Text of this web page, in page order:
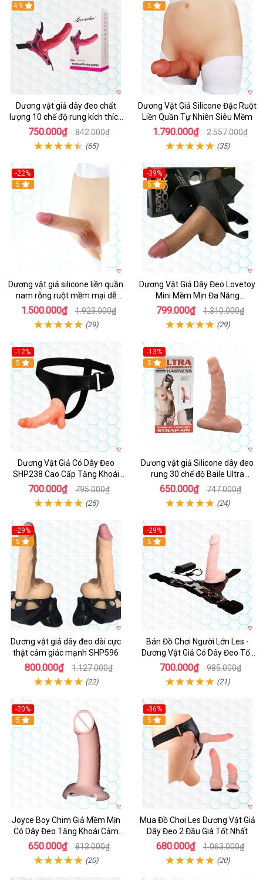
Hot
4.9
Dương vật giả dây đeo chất
lượng 10 chế độ rung kích thích
lên đỉnh
750.000₫ 842.000₫
(65)
Hot
5
Dương Vật Giả Silicone Đặc Ruột
Liền Quần Tự Nhiên Siêu Mềm
1.790.000₫ 2.557.000₫
(35)
-22%
5
Dương vật giả silicone liền quần
nam rỗng ruột mềm mại dễ
dùng
1.500.000₫ 1.923.000₫
(29)
-39%
5
Dương Vật Giả Dây Đeo Lovetoy
Mini Mềm Mịn Đa Năng
SHP1207
799.000₫ 1.310.000₫
(29)
-12%
5
Dương Vật Giả Có Dây Đeo
SHP238 Cao Cấp Tăng Khoái
Cảm Nữ
700.000₫ 795.000₫
(25)
-13%
5
Dương vật giả Silicone dây đeo
rung 30 chế độ Baile Ultra
Passionate
650.000₫ 747.000₫
(24)
-29%
5
Dương vật giả dây đeo dài cực
thật cảm giác mạnh SHP596
800.000₫ 1.127.000₫
(22)
-29%
5
Bán Đồ Chơi Người Lớn Les -
Dương Vật Giả Có Dây Đeo Tốt
Nhất
700.000₫ 985.000₫
(21)
-20%
5
Joyce Boy Chim Giả Mềm Mịn
Có Dây Đeo Tăng Khoái Cảm
Nam SHP1184
650.000₫ 813.000₫
(20)
-36%
5
Mua Đồ Chơi Les Dương Vật Giả
Dây Đeo 2 Đầu Giá Tốt Nhất
680.000₫ 1.063.000₫
(20)